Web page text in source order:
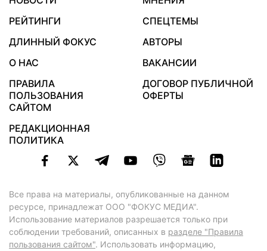
РЕЙТИНГИ
СПЕЦТЕМЫ
ДЛИННЫЙ ФОКУС
АВТОРЫ
О НАС
ВАКАНСИИ
ПРАВИЛА
ПОЛЬЗОВАНИЯ
САЙТОМ
ДОГОВОР ПУБЛИЧНОЙ
ОФЕРТЫ
РЕДАКЦИОННАЯ
ПОЛИТИКА
Все права на материалы, опубликованные на данном
ресурсе, принадлежат ООО "ФОКУС МЕДИА".
Использование материалов разрешается только при
соблюдении требований, описанных в разделе "Правила
пользования сайтом". Использовать информацию,